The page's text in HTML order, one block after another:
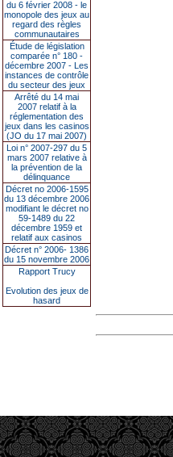
du 6 février 2008 - le
monopole des jeux au
regard des règles
communautaires
Étude de législation
comparée n° 180 -
décembre 2007 - Les
instances de contrôle
du secteur des jeux
Arrêté du 14 mai
2007 relatif à la
réglementation des
jeux dans les casinos
(JO du 17 mai 2007)
Loi n° 2007-297 du 5
mars 2007 relative à
la prévention de la
délinquance
Décret no 2006-1595
du 13 décembre 2006
modifiant le décret no
59-1489 du 22
décembre 1959 et
relatif aux casinos
Décret n° 2006- 1386
du 15 novembre 2006
Rapport Trucy
Evolution des jeux de
hasard